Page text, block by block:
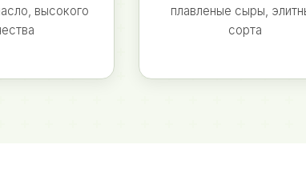
высокого
плавленые сыры,
сорта